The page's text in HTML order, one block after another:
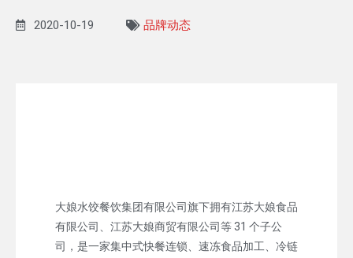
2020-10-19 品牌动态
大娘水饺餐饮集团有限公司旗下拥有江苏大娘食品
有限公司、江苏大娘商贸有限公司等 31 个子公
司，是一家集中式快餐连锁、速冻食品加工、冷链